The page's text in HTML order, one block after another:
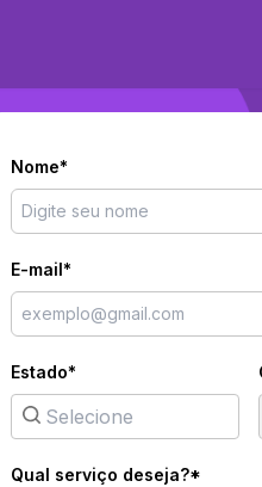
Nome*
E-mail*
Estado*
Qual serviço deseja?*